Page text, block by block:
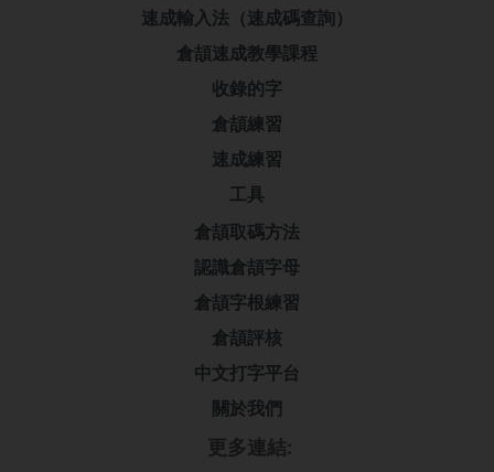
速成輸入法（速成碼查詢）
倉頡速成教學課程
收錄的字
倉頡練習
速成練習
工具
倉頡取碼方法
認識倉頡字母
倉頡字根練習
倉頡評核
中文打字平台
關於我們
更多連結: